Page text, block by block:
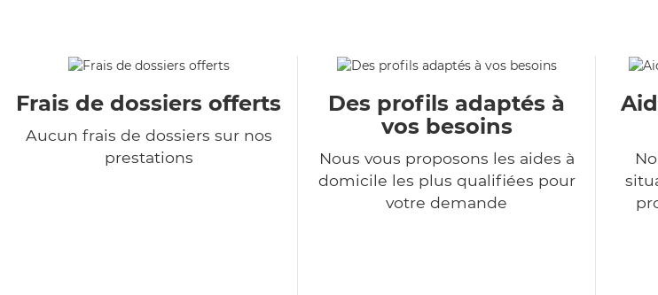
Frais de dossiers offerts
Aucun frais de dossiers sur nos
prestations
Des profils adaptés à
vos besoins
Nous vous proposons les aides à
domicile les plus qualifiées pour
votre demande